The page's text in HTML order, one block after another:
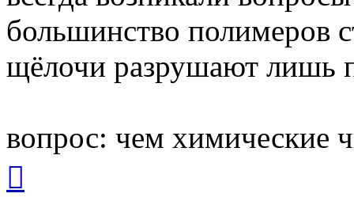
большинство полимеров
щёлочи разрушают лишь
вопрос: чем химические
началу